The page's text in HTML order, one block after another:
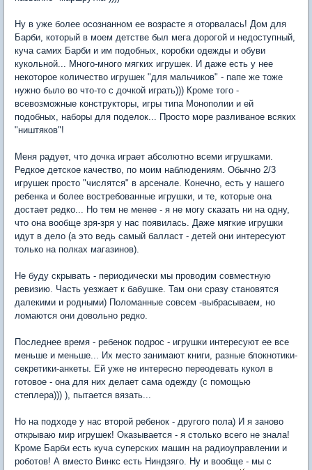
Ну в уже более осознанном ее возрасте я оторвалась! Дом для
Барби, который в моем детстве был мега дорогой и недоступный,
куча самих Барби и им подобных, коробки одежды и обуви
кукольной... Много-много мягких игрушек. И даже есть у нее
некоторое количество игрушек "для мальчиков" - папе же тоже
нужно было во что-то с дочкой играть))) Кроме того -
всевозможные конструкторы, игры типа Монополии и ей
подобных, наборы для поделок... Просто море разливаное всяких
"ништяков"!
Меня радует, что дочка играет абсолютно всеми игрушками.
Редкое детское качество, по моим наблюдениям. Обычно 2/3
игрушек просто "числятся" в арсенале. Конечно, есть у нашего
ребенка и более востребованные игрушки, и те, которые она
достает редко... Но тем не менее - я не могу сказать ни на одну,
что она вообще зря-зря у нас появилась. Даже мягкие игрушки
идут в дело (а это ведь самый балласт - детей они интересуют
только на полках магазинов).
Не буду скрывать - периодически мы проводим совместную
ревизию. Часть уезжает к бабушке. Там они сразу становятся
далекими и родными) Поломанные совсем -выбрасываем, но
ломаются они довольно редко.
Последнее время - ребенок подрос - игрушки интересуют ее все
меньше и меньше... Их место занимают книги, разные блокнотики-
секретики-анкеты. Ей уже не интересно переодевать кукол в
готовое - она для них делает сама одежду (с помощью
степлера))) ), пытается вязать...
Но на подходе у нас второй ребенок - другого пола) И я заново
открываю мир игрушек! Оказывается - я столько всего не знала!
Кроме Барби есть куча суперских машин на радиоуправлении и
роботов! А вместо Винкс есть Ниндзяго. Ну и вообще - мы с